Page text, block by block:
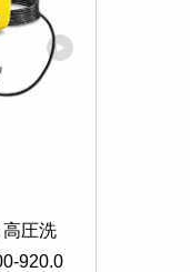
圧洗
920.0